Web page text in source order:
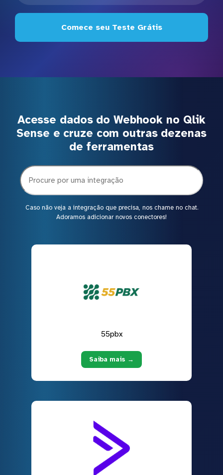
Comece seu Teste Grátis
Acesse dados do Webhook no Qlik
Sense e cruze com outras dezenas
de ferramentas
Caso não veja a integração que precisa, nos chame no chat.
Adoramos adicionar novos conectores!
55pbx
Saiba mais →